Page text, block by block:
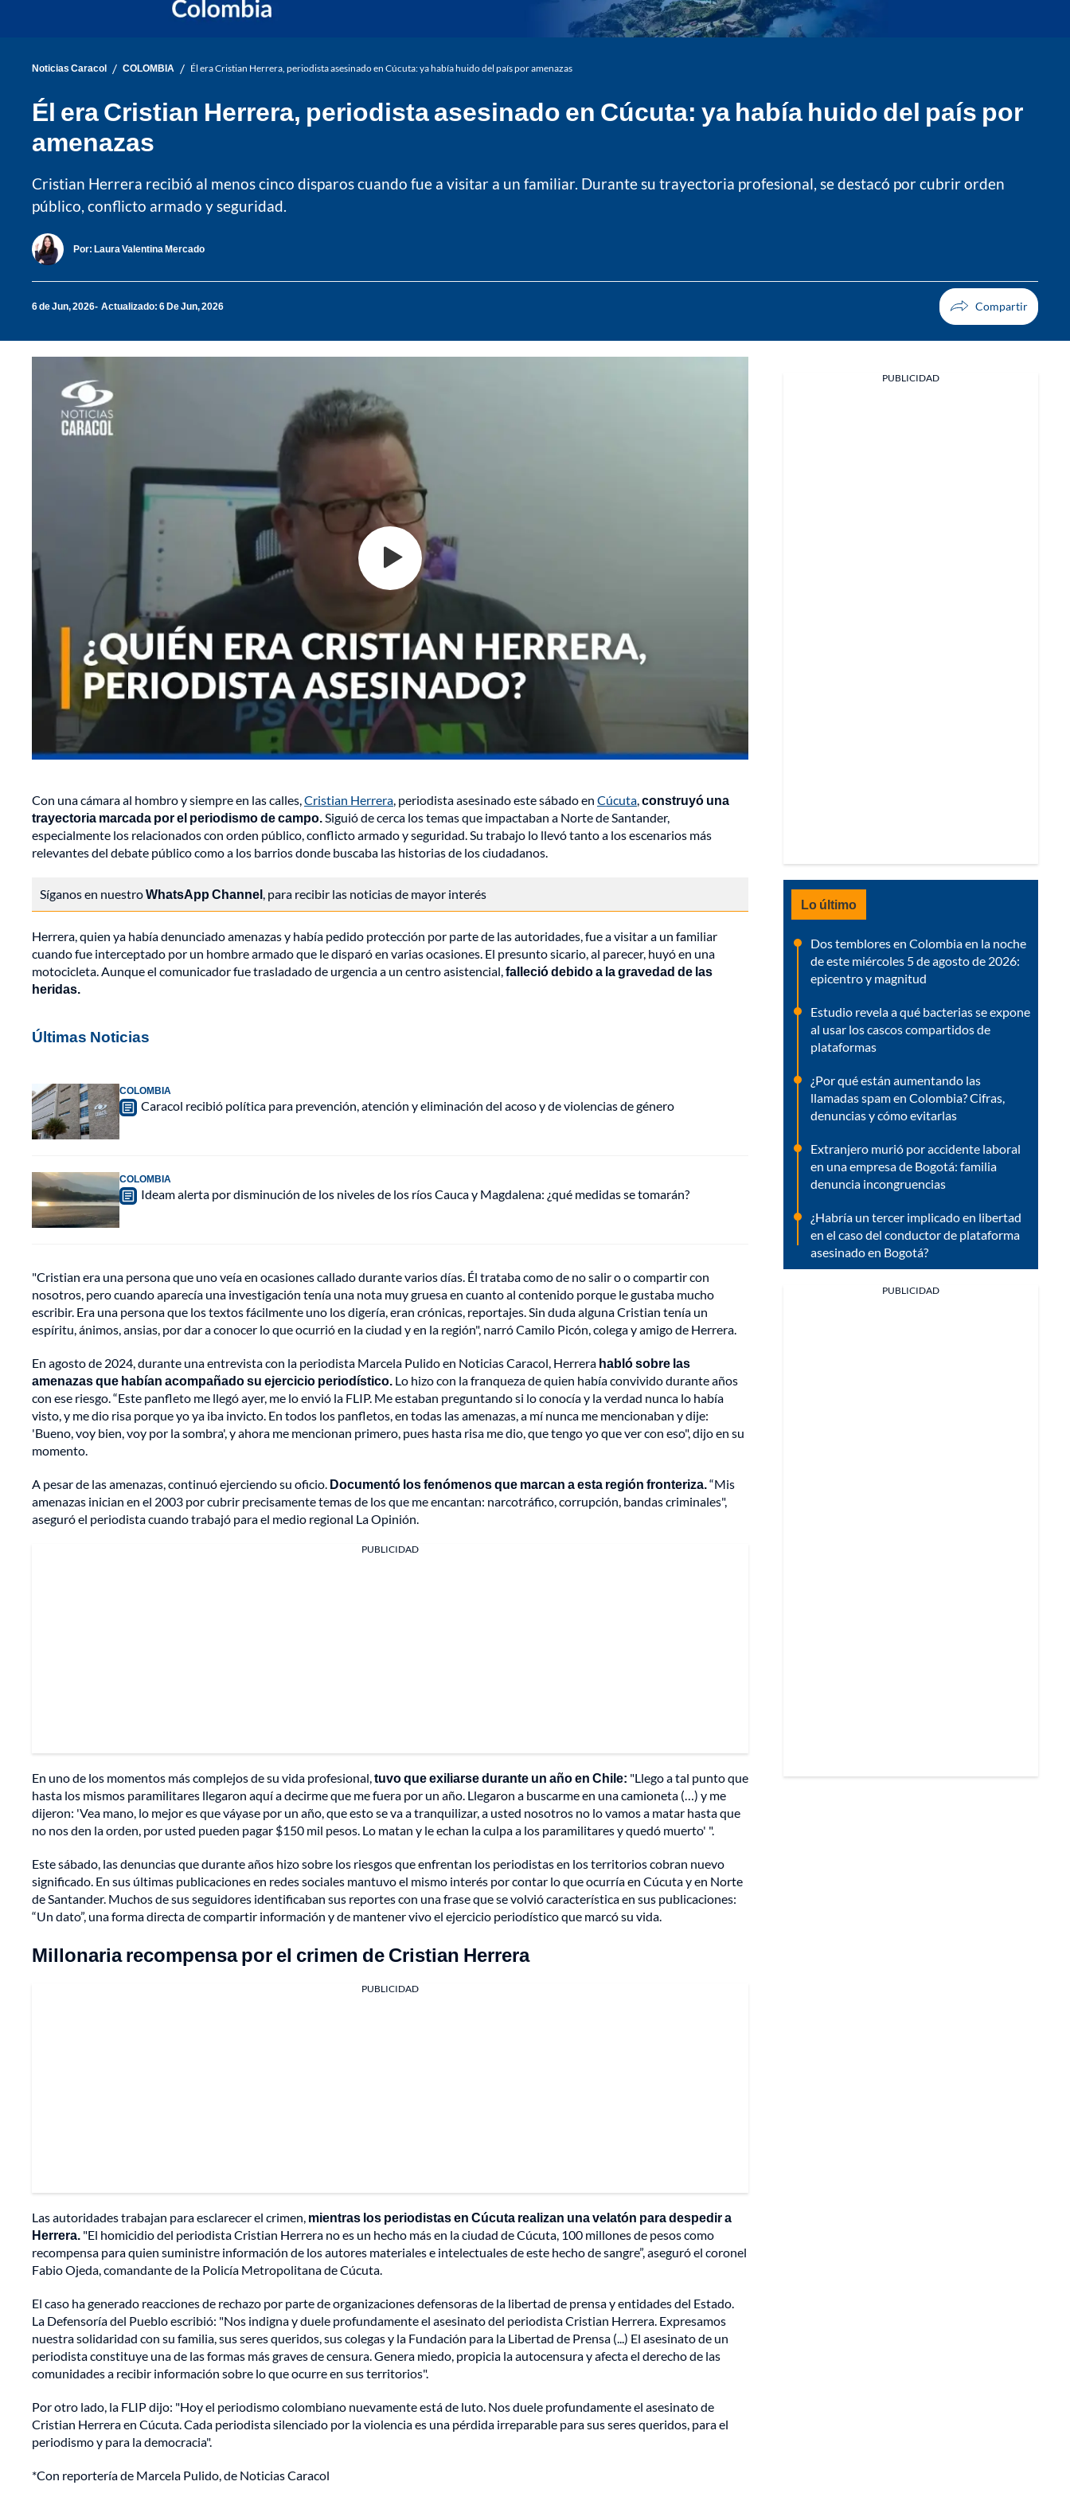
Noticias Caracol / COLOMBIA / Él era Cristian Herrera, periodista asesinado en Cúcuta: ya había huido del país por amenazas
Él era Cristian Herrera, periodista asesinado en Cúcuta: ya había huido del país por
amenazas
Cristian Herrera recibió al menos cinco disparos cuando fue a visitar a un familiar. Durante su trayectoria profesional, se destacó por cubrir orden
público, conflicto armado y seguridad.
Por: Laura Valentina Mercado
6 de Jun, 2026 Actualizado: 6 De Jun, 2026
Con una cámara al hombro y siempre en las calles,Cristian Herrera, periodista asesinado este sábado en Cúcuta,construyó una
trayectoria marcada por el periodismo de campo.Siguió de cerca los temas que impactaban a Norte de Santander,
especialmente los relacionados con orden público, conflicto armado y seguridad. Su trabajo lo llevó tanto a los escenarios más
relevantes del debate público como a los barrios donde buscaba las historias de los ciudadanos.
Síganos en nuestroWhatsApp Channel, para recibir las noticias de mayor interés
Herrera, quien ya había denunciado amenazas y había pedido protección por parte de las autoridades, fue a visitar a un familiar
cuando fue interceptado por un hombre armado que le disparó en varias ocasiones. El presunto sicario, al parecer, huyó en una
motocicleta. Aunque el comunicador fue trasladado de urgencia a un centro asistencial,falleció debido a la gravedad de las
heridas.
Últimas Noticias
COLOMBIA
Caracol recibió política para prevención, atención y eliminación del acoso y de violencias de género
COLOMBIA
Ideam alerta por disminución de los niveles de los ríos Cauca y Magdalena: ¿qué medidas se tomarán?
"Cristian era una persona que uno veía en ocasiones callado durante varios días. Él trataba como de no salir o o compartir con
nosotros, pero cuando aparecía una investigación tenía una nota muy gruesa en cuanto al contenido porque le gustaba mucho
escribir. Era una persona que los textos fácilmente uno los digería, eran crónicas, reportajes. Sin duda alguna Cristian tenía un
espíritu, ánimos, ansias, por dar a conocer lo que ocurrió en la ciudad y en la región", narró Camilo Picón, colega y amigo de Herrera.
En agosto de 2024, durante una entrevista con la periodista Marcela Pulido en Noticias Caracol, Herrera habló sobre las
amenazas que habían acompañado su ejercicio periodístico. Lo hizo con la franqueza de quien había convivido durante años
con ese riesgo. “Este panfleto me llegó ayer, me lo envió la FLIP. Me estaban preguntando si lo conocía y la verdad nunca lo había
visto, y me dio risa porque yo ya iba invicto. En todos los panfletos, en todas las amenazas, a mí nunca me mencionaban y dije:
'Bueno, voy bien, voy por la sombra', y ahora me mencionan primero, pues hasta risa me dio, que tengo yo que ver con eso", dijo en su
momento.
A pesar de las amenazas, continuó ejerciendo su oficio. Documentó los fenómenos que marcan a esta región fronteriza.“Mis
amenazas inician en el 2003 por cubrir precisamente temas de los que me encantan: narcotráfico, corrupción, bandas criminales",
aseguró el periodista cuando trabajó para el medio regional La Opinión.
PUBLICIDAD
En uno de los momentos más complejos de su vida profesional,tuvo que exiliarse durante un año en Chile: "Llego a tal punto que
hasta los mismos paramilitares llegaron aquí a decirme que me fuera por un año. Llegaron a buscarme en una camioneta (…) y me
dijeron: 'Vea mano, lo mejor es que váyase por un año, que esto se va a tranquilizar, a usted nosotros no lo vamos a matar hasta que
no nos den la orden, por usted pueden pagar $150 mil pesos. Lo matan y le echan la culpa a los paramilitares y quedó muerto' ".
Este sábado, las denuncias que durante años hizo sobre los riesgos que enfrentan los periodistas en los territorios cobran nuevo
significado. En sus últimas publicaciones en redes sociales mantuvo el mismo interés por contar lo que ocurría en Cúcuta y en Norte
de Santander. Muchos de sus seguidores identificaban sus reportes con una frase que se volvió característica en sus publicaciones:
“Un dato”, una forma directa de compartir información y de mantener vivo el ejercicio periodístico que marcó su vida.
Millonaria recompensa por el crimen de Cristian Herrera
PUBLICIDAD
Las autoridades trabajan para esclarecer el crimen, mientras los periodistas en Cúcuta realizan una velatón para despedir a
Herrera. "El homicidio del periodista Cristian Herrera no es un hecho más en la ciudad de Cúcuta, 100 millones de pesos como
recompensa para quien suministre información de los autores materiales e intelectuales de este hecho de sangre”, aseguró el coronel
Fabio Ojeda, comandante de la Policía Metropolitana de Cúcuta.
El caso ha generado reacciones de rechazo por parte de organizaciones defensoras de la libertad de prensa y entidades del Estado.
La Defensoría del Pueblo escribió: "Nos indigna y duele profundamente el asesinato del periodista Cristian Herrera. Expresamos
nuestra solidaridad con su familia, sus seres queridos, sus colegas y la Fundación para la Libertad de Prensa (...) El asesinato de un
periodista constituye una de las formas más graves de censura. Genera miedo, propicia la autocensura y afecta el derecho de las
comunidades a recibir información sobre lo que ocurre en sus territorios".
Por otro lado, la FLIP dijo: "Hoy el periodismo colombiano nuevamente está de luto. Nos duele profundamente el asesinato de
Cristian Herrera en Cúcuta. Cada periodista silenciado por la violencia es una pérdida irreparable para sus seres queridos, para el
periodismo y para la democracia".
*Con reportería de Marcela Pulido, de Noticias Caracol
PUBLICIDAD
Lo último
Dos temblores en Colombia en la noche
de este miércoles 5 de agosto de 2026:
epicentro y magnitud
Estudio revela a qué bacterias se expone
al usar los cascos compartidos de
plataformas
¿Por qué están aumentando las
llamadas spam en Colombia? Cifras,
denuncias y cómo evitarlas
Extranjero murió por accidente laboral
en una empresa de Bogotá: familia
denuncia incongruencias
¿Habría un tercer implicado en libertad
en el caso del conductor de plataforma
asesinado en Bogotá?
PUBLICIDAD